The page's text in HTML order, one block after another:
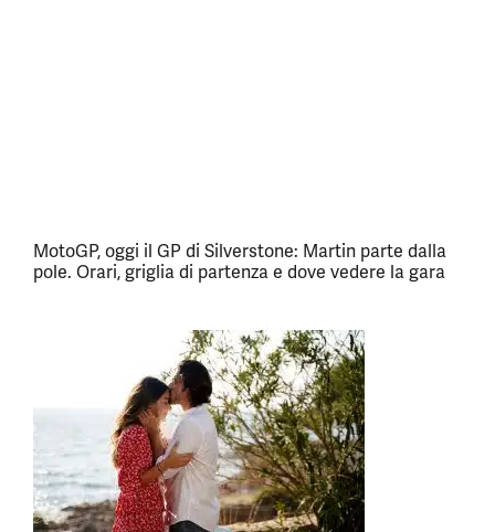
MotoGP, oggi il GP di Silverstone: Martin parte dalla
pole. Orari, griglia di partenza e dove vedere la gara